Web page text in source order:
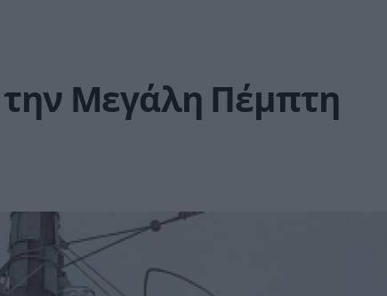
Μεγάλη Πέμπτη